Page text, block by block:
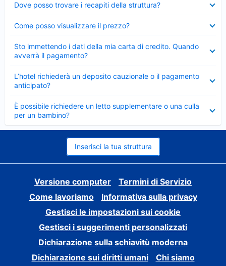
Dove posso trovare i recapiti della struttura?
chiuso
Come posso visualizzare il prezzo?
chiuso
Sto immettendo i dati della mia carta di credito. Quando
avverrà il pagamento?
chiuso
L’hotel richiederà un deposito cauzionale o il pagamento
anticipato?
chiuso
È possibile richiedere un letto supplementare o una culla
per un bambino?
Elemento
chiuso
Inserisci la tua struttura
Versione computer
Termini di Servizio
Come lavoriamo
Informativa sulla privacy
Gestisci le impostazioni sui cookie
Gestisci i suggerimenti personalizzati
Dichiarazione sulla schiavitù moderna
Dichiarazione sui diritti umani
Chi siamo